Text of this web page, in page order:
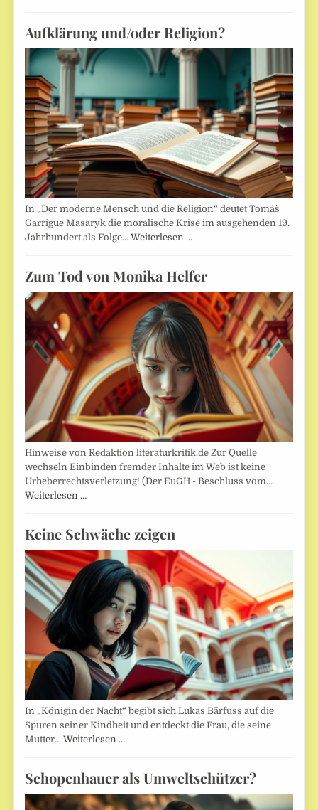
Aufklärung und/oder Religion?
In „Der moderne Mensch und die Religion“ deutet Tomáš
Garrigue Masaryk die moralische Krise im ausgehenden 19.
Jahrhundert als Folge…Weiterlesen …
Zum Tod von Monika Helfer
Hinweise von Redaktion literaturkritik.de Zur Quelle
wechseln Einbinden fremder Inhalte im Web ist keine
Urheberrechtsverletzung! (Der EuGH - Beschluss vom…
Weiterlesen …
Keine Schwäche zeigen
In „Königin der Nacht“ begibt sich Lukas Bärfuss auf die
Spuren seiner Kindheit und entdeckt die Frau, die seine
Mutter…Weiterlesen …
Schopenhauer als Umweltschützer?